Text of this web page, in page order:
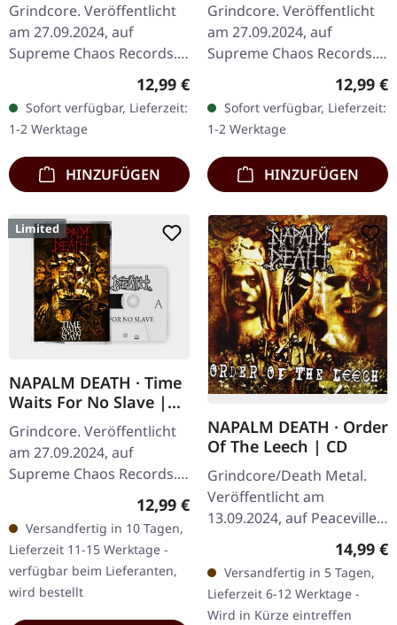
Grindcore. Veröffentlicht
am 27.09.2024, auf
Supreme Chaos Records.
schwarzem Aufdruck und
4-seitigem Booklet,
limitiert auf 100…
Regulärer Preis:
12,99 €
Sofort verfügbar, Lieferzeit:
1-2 Werktage
HINZUFÜGEN
Grindcore. Veröffentlicht
am 27.09.2024, auf
Supreme Chaos Records.
Transparent/Schwarzes
Tape mit weißem Aufdruck
und 4-seitigem Booklet,
limitiert…
12,99 €
Sofort verfügbar, Lieferzeit:
1-2 Werktage
HINZUFÜGEN
Limited
NAPALM DEATH · Time
Waits For No Slave |
WHITE TAPE
Grindcore. Veröffentlicht
am 27.09.2024, auf
Supreme Chaos Records.
schwarzem Aufdruck und
4-seitigem Booklet,
limitiert auf 100…
Regulärer Preis:
12,99 €
Versandfertig in 10 Tagen,
Lieferzeit 11-15 Werktage -
verfügbar beim Lieferanten,
wird bestellt
NAPALM DEATH · Order
Of The Leech | CD
Grindcore/Death Metal.
Veröffentlicht am
13.09.2024, auf Peaceville
Records. CD im Jewelcase.
Napalm Death liefern mit
"Order Of The Leech"
einen…
14,99 €
Versandfertig in 5 Tagen,
Lieferzeit 6-12 Werktage -
Wird in Kürze eintreffen